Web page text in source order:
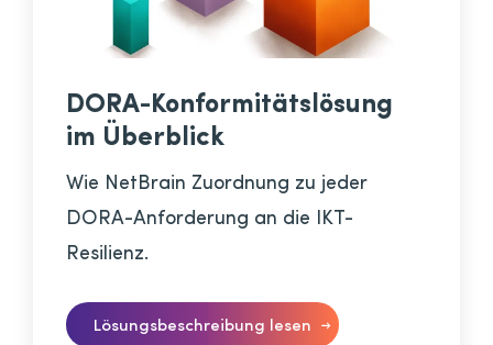
DORA-Konformitätslösung
im Überblick
Wie NetBrain Zuordnung zu jeder
DORA-Anforderung an die IKT-
Resilienz.
Lösungsbeschreibung lesen